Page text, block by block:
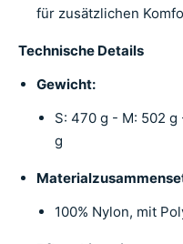
für zusätzlichen
Technische Details
Gewicht:
S: 470 g - M: 502
g
100% Nylon, mit